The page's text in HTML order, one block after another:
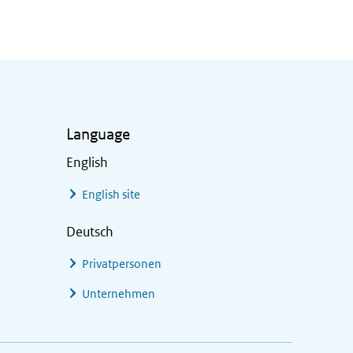
Language
English
English site
Deutsch
Privatpersonen
Unternehmen